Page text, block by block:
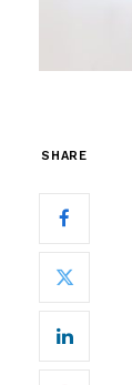
SHARE